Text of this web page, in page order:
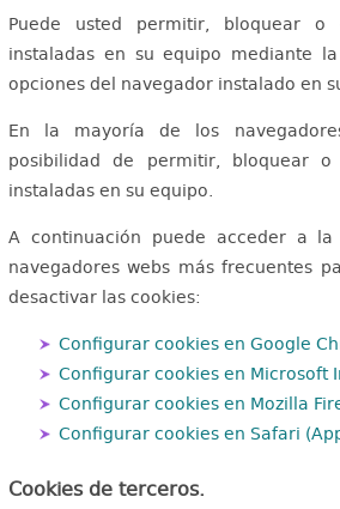
Puede usted permitir, bloquear o
instaladas en su equipo mediante
opciones del navegador instalado en
En la mayoría de los
posibilidad de permitir, bloquear
instaladas en su equipo.
A continuación puede acceder a
navegadores webs más frecuentes
desactivar las cookies:
Configurar cookies en Google
Configurar cookies en Microsoft
Configurar cookies en Mozilla
Configurar cookies en Safari
Cookies de terceros.